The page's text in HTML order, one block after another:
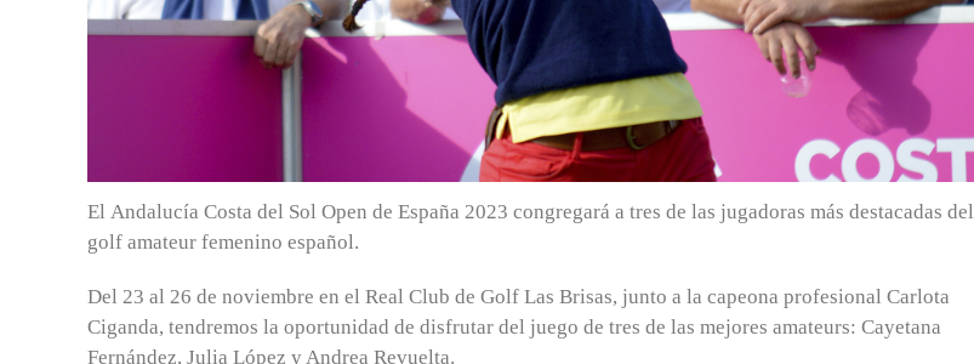
El Andalucía Costa del Sol Open de España 2023 congregará a tres de las jugadoras más destacadas del
golf amateur femenino español.
Del 23 al 26 de noviembre en el Real Club de Golf Las Brisas, junto a la capeona profesional Carlota
Ciganda, tendremos la oportunidad de disfrutar del juego de tres de las mejores amateurs: Cayetana
Fernández, Julia López y Andrea Revuelta.